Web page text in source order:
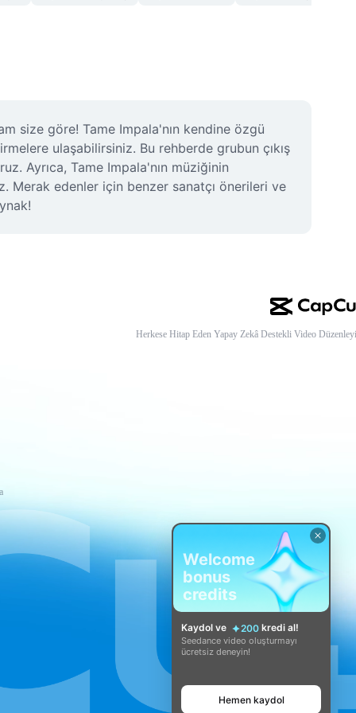
size göre! Tame Impala'nın kendine özgü
ulaşabilirsiniz. Bu rehberde grubun çıkış
Ayrıca, Tame Impala'nın müziğinin
Merak edenler için benzer sanatçı önerileri ve
Herkese Hitap Eden Yapay Zekâ Destekli Video
Welcome
bonus
credits
Kaydol ve 200 kredi al!
Seedance video oluşturmayı
ücretsiz deneyin!
Hemen kaydol